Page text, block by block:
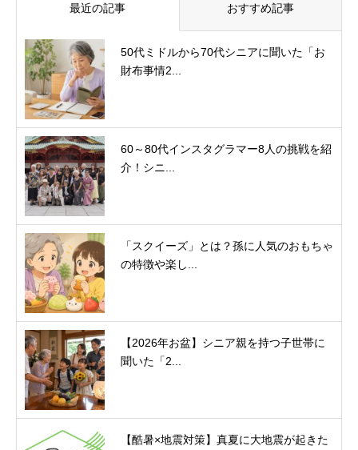
最近の記事 おすすめ記事
50代ミドルから70代シニアに聞いた「お
財布事情2...
60～80代インスタグラマー8人の挑戦を紹
介！シニ...
「スクイーズ」とは？孫に人気のおもちゃ
の特徴や楽し...
【2026年お盆】シニア親を持つ子世帯に
聞いた「2...
【酷暑×地震対策】真夏に大地震が起きた